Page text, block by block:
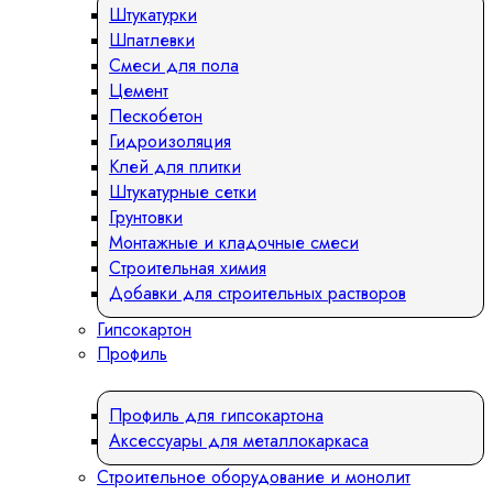
Штукатурки
Шпатлевки
Смеси для пола
Цемент
Пескобетон
Гидроизоляция
Клей для плитки
Штукатурные сетки
Грунтовки
Монтажные и кладочные смеси
Строительная химия
Добавки для строительных растворов
Гипсокартон
Профиль
Профиль для гипсокартона
Аксессуары для металлокаркаса
Строительное оборудование и монолит